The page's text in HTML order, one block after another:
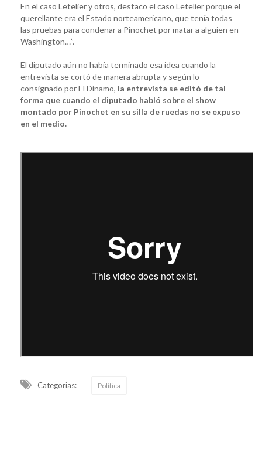
En el caso Letelier y otros, destaco el caso Letelier porque el
querellante era el Estado norteamericano, que tenía todas
las pruebas para condenar a Pinochet por matar a alguien en
Washington…”.
El diputado aún no había terminado esa idea cuando la
entrevista se cortó de manera abrupta y según lo
consignado por El Dínamo, la entrevista se editó de tal
forma que cuando el diputado habló sobre el show
montado por Pinochet en su silla de ruedas no se expuso
en el medio.
Categorias: Política